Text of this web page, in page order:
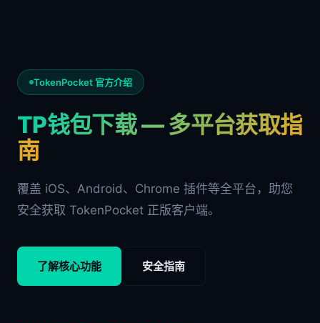
TokenPocket 官方介绍
TP钱包下载 — 多平台获取指
南
覆盖 iOS、Android、Chrome 插件等全平台，助您
安全获取 TokenPocket 正版客户端。
了解核心功能 安全指南